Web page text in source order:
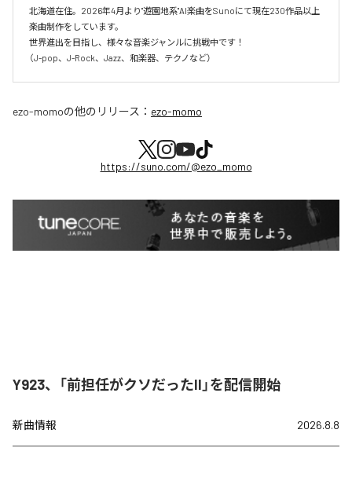
北海道在住。2026年4月より"遊園地系"AI楽曲をSunoにて現在230作品以上
楽曲制作をしています。
世界進出を目指し、様々な音楽ジャンルに挑戦中です！
（J-pop、J-Rock、Jazz、和楽器、テクノなど）
ezo-momoの他のリリース： ezo-momo
https://suno.com/@ezo_momo
Y923、「前担任がクソだったII」を配信開始
新曲情報 2026.8.8